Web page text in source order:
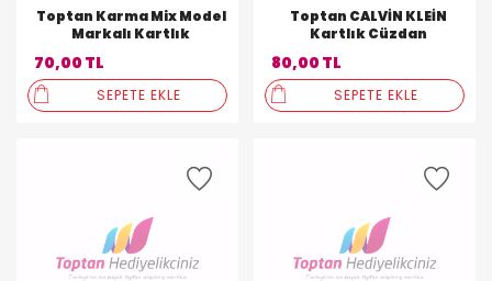
Toptan Karma Mix Model
Markalı Kartlık
70,00 TL
SEPETE EKLE
Toptan CALVİN KLEİN
Kartlık Cüzdan
80,00 TL
SEPETE EKLE